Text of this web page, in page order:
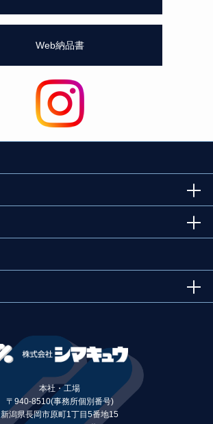
Web納品書
本社・工場
〒940-8510(事務所個別番号)
新潟県長岡市原町1丁目5番地15